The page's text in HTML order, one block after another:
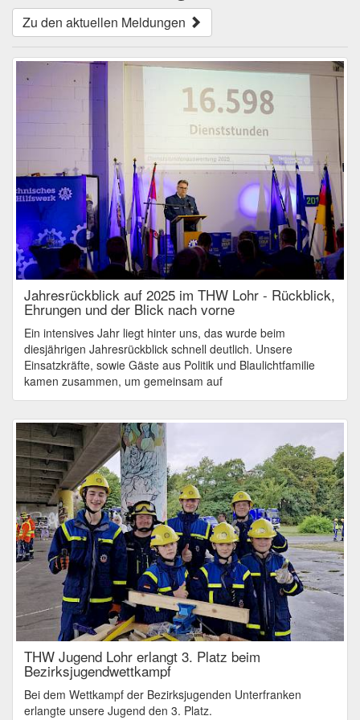
Zu den aktuellen Meldungen
Jahresrückblick auf 2025 im THW Lohr - Rückblick,
Ehrungen und der Blick nach vorne
Ein intensives Jahr liegt hinter uns, das wurde beim
diesjährigen Jahresrückblick schnell deutlich. Unsere
Einsatzkräfte, sowie Gäste aus Politik und Blaulichtfamilie
kamen zusammen, um gemeinsam auf
THW Jugend Lohr erlangt 3. Platz beim
Bezirksjugendwettkampf
Bei dem Wettkampf der Bezirksjugenden Unterfranken
erlangte unsere Jugend den 3. Platz.